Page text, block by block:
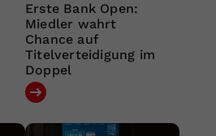
Erste Bank Open:
Miedler wahrt
Chance auf
Titelverteidigung im
Doppel